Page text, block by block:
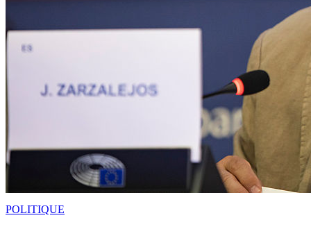
POLITIQUE